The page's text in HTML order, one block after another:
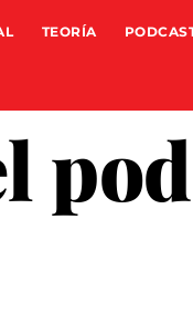
TEORÍA